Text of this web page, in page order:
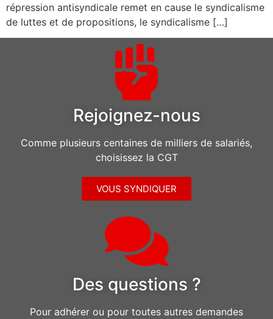
répression antisyndicale remet en cause le syndicalisme
de luttes et de propositions, le syndicalisme […]
Rejoignez-nous
Comme plusieurs centaines de milliers de salariés,
choisissez la CGT
VOUS SYNDIQUER
Des questions ?
Pour adhérer ou pour toutes autres demandes